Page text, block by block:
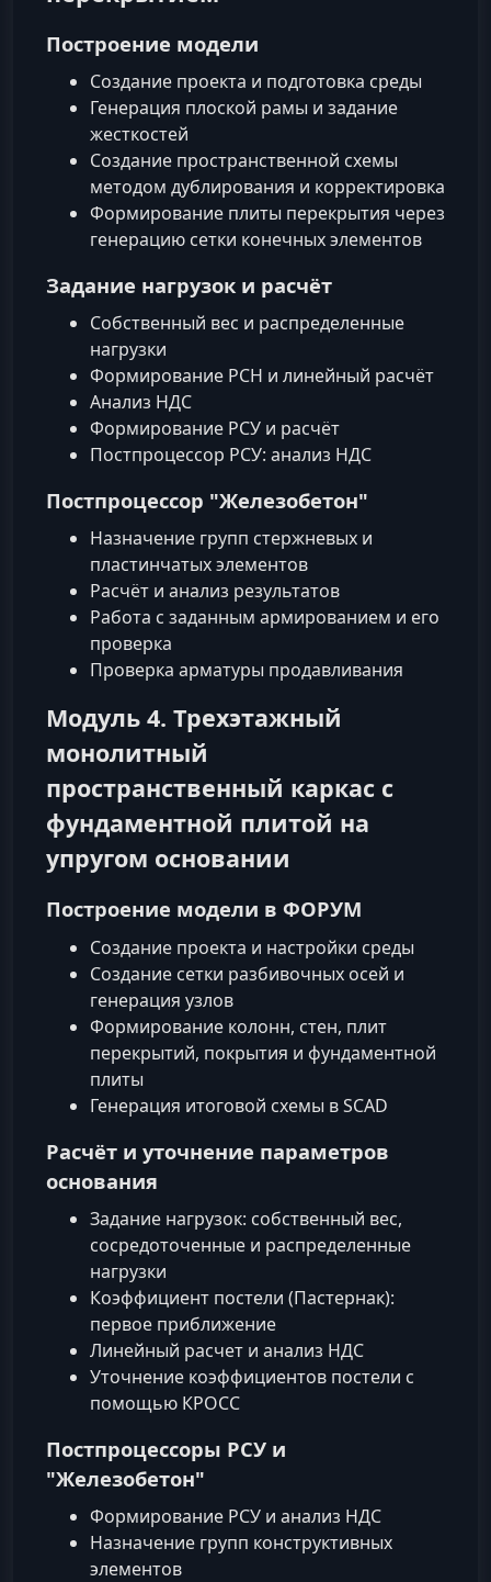
Построение модели
Создание проекта и подготовка среды
Генерация плоской рамы и задание
жесткостей
Создание пространственной схемы
методом дублирования и корректировка
Формирование плиты перекрытия через
генерацию сетки конечных элементов
Задание нагрузок и расчёт
Собственный вес и распределенные
нагрузки
Формирование РСН и линейный расчёт
Анализ НДС
Формирование РСУ и расчёт
Постпроцессор РСУ: анализ НДС
Постпроцессор "Железобетон"
Назначение групп стержневых и
пластинчатых элементов
Расчёт и анализ результатов
Работа с заданным армированием и его
проверка
Проверка арматуры продавливания
Модуль 4. Трехэтажный
монолитный
пространственный каркас с
фундаментной плитой на
упругом основании
Построение модели в ФОРУМ
Создание проекта и настройки среды
Создание сетки разбивочных осей и
генерация узлов
Формирование колонн, стен, плит
перекрытий, покрытия и фундаментной
плиты
Генерация итоговой схемы в SCAD
Расчёт и уточнение параметров
основания
Задание нагрузок: собственный вес,
сосредоточенные и распределенные
нагрузки
Коэффициент постели (Пастернак):
первое приближение
Линейный расчет и анализ НДС
Уточнение коэффициентов постели с
помощью КРОСС
Постпроцессоры РСУ и
"Железобетон"
Формирование РСУ и анализ НДС
Назначение групп конструктивных
элементов